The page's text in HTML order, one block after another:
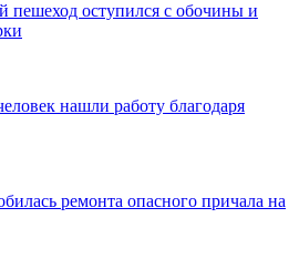
пешеход оступился с обочины и
нашли работу благодаря
ремонта опасного причала на